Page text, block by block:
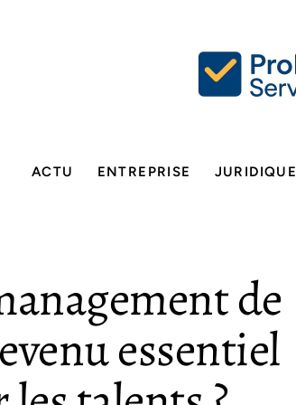
ACTU ENTREPRISE JURIDIQUE
de
essentiel